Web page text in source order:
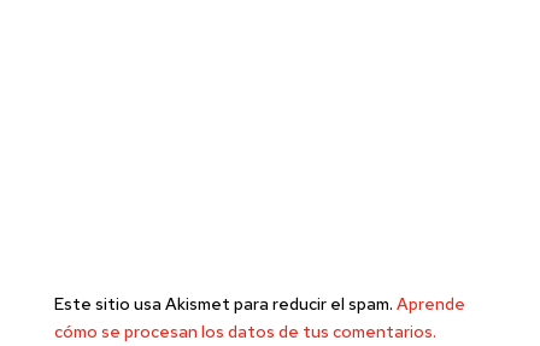
Este sitio usa Akismet para reducir el spam. Aprende
cómo se procesan los datos de tus comentarios.